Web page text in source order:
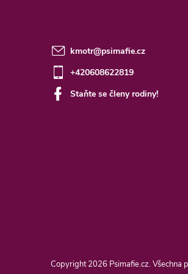
kmotr@psimafie.cz
+420608622819
Staňte se členy rodiny!
Copyright 2026 Psimafie.cz. Všechna